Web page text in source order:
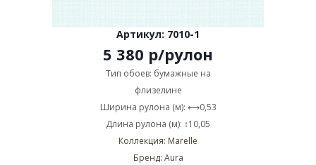
Артикул: 7010-1
5 380 р/рулон
Тип обоев: бумажные на
флизелине
Ширина рулона (м): ⟷0,53
Длина рулона (м): ↕10,05
Коллекция: Marelle
Бренд: Aura